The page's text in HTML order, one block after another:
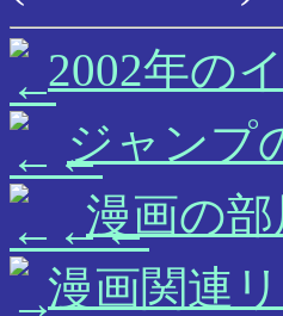
2002年の
ジャンプ
漫画の
漫画関連